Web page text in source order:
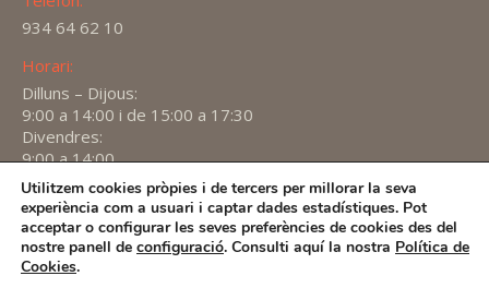
934 64 62 10
Horari:
Dilluns – Dijous:
9:00 a 14:00 i de 15:00 a 17:30
Divendres:
9:00 a 14:00
Find us on:
X
page
opens
YouTube
page
opens
Linkedin
page
2026 - Política de privacitat
Utilitzem cookies pròpies i de tercers per millorar la seva
experiència com a usuari i captar dades estadístiques. Pot
acceptar o configurar les seves preferències de cookies des del
nostre panell de configuració. Consulti aquí la nostra Política de
Cookies.